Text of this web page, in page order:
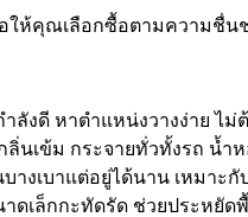
ห้คุณเลือกซื้อตามความชื่น
งดี หาตำแหน่งวางง่าย ไม่
เข้ม กระจายทั่วทั้งรถ น้ำ
งเบาแต่อยู่ได้นาน เหมาะกั
ดเล็กกะทัดรัด ช่วยประหยั